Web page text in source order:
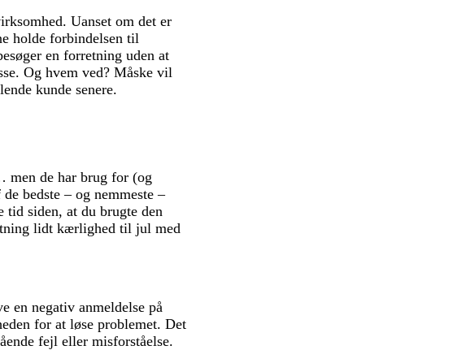
Uanset om det er
holde forbindelsen til
en forretning uden at
Og hvem ved? Måske vil
kunde senere.
men de har brug for (og
bedste – og nemmeste –
tid siden, at du brugte den
lidt kærlighed til jul med
en negativ anmeldelse på
for at løse problemet. Det
fejl eller misforståelse.